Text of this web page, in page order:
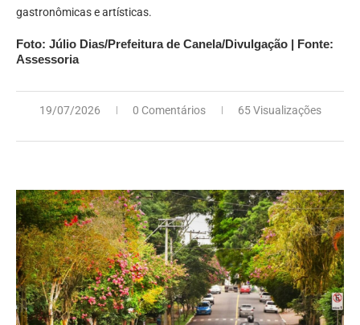
gastronômicas e artísticas.
Foto: Júlio Dias/Prefeitura de Canela/Divulgação | Fonte:
Assessoria
19/07/2026 0 Comentários 65 Visualizações